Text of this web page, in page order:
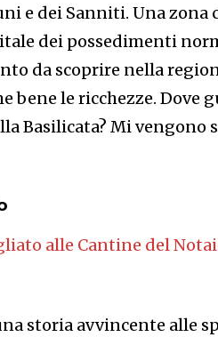
e dei Sanniti. Una zona
dei possedimenti
da scoprire nella
bene le ricchezze. Dove
Basilicata? Mi vengono
alle Cantine del
storia avvincente alle